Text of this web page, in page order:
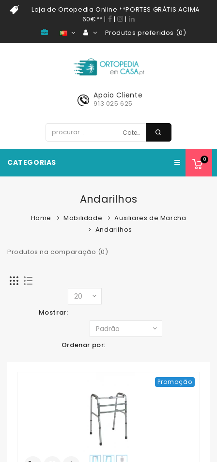
Loja de Ortopedia Online **PORTES GRÁTIS ACIMA
60€**| |
|
Produtos preferidos (0)
0
Apoio Cliente
913 025 625
CATEGORIAS
Andarilhos
Home Mobilidade
Auxiliares de Marcha
Andarilhos
Produtos na comparação (0)
Mostrar:
Ordenar por:
Promoção